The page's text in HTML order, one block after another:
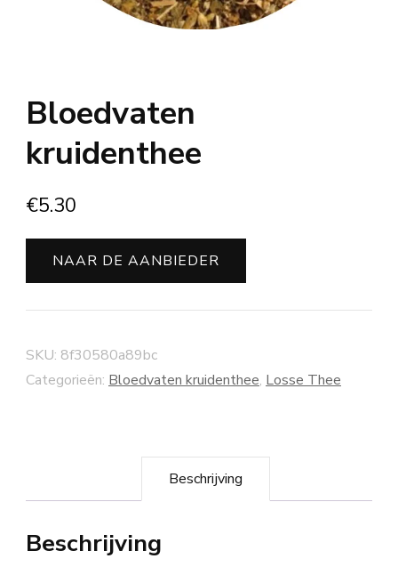
Bloedvaten
kruidenthee
€5.30
NAAR DE AANBIEDER
SKU: 8f30580a89bc
Categorieën: Bloedvaten kruidenthee, Losse Thee
Beschrijving
Beschrijving